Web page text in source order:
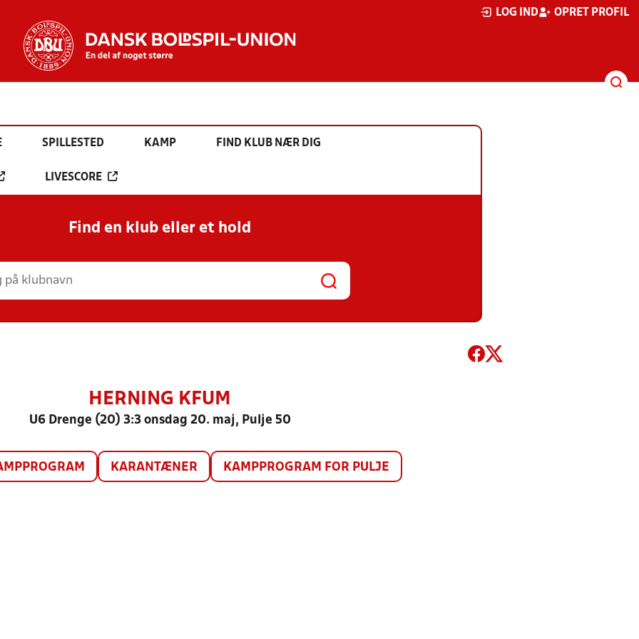
LOG IND OPRET PROFIL
SPILLESTED KAMP FIND KLUB NÆR DIG
LIVESCORE
Find en klub eller et hold
HERNING KFUM
U6 Drenge (20) 3:3 onsdag 20. maj, Pulje 50
KARANTÆNER KAMPPROGRAM FOR PULJE